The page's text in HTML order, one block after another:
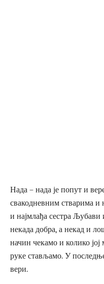
Нада – нада је попут и
свакодневним стварима и
и најмлађа сестра
некада добра, а некад и
начин чекамо и колико
руке стављамо. У
вери.